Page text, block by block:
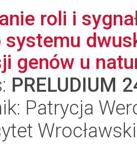
roli i
systemu
genów u
PRELUDIUM
Patrycja
Wrocławski